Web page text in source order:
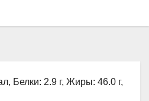
Белки: 2.9 г, Жиры: 46.0 г,